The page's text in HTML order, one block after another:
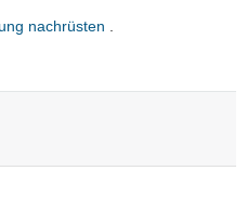
nachrüsten .